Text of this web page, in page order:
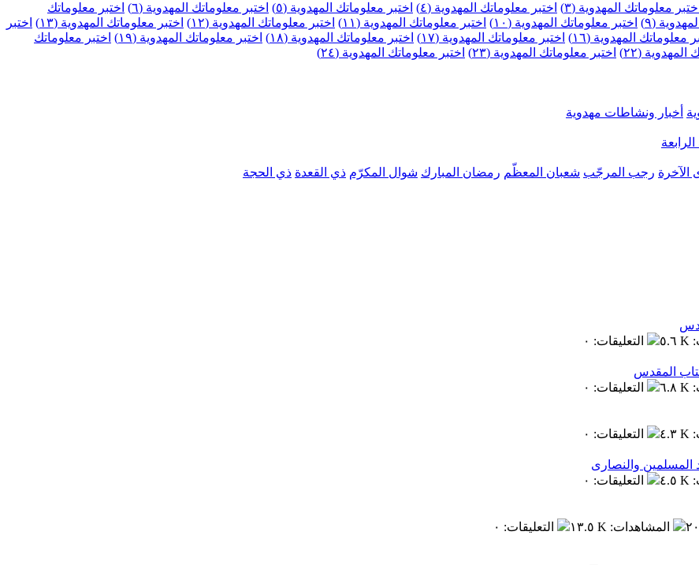
اختبر معلوماتك المهدوية (٣) اختبر معلوماتك المهدوية (٤) اختبر معلوماتك المهدوية (٥) اختبر معلوماتك المهدوية (٦)
اختبر معلوماتك
(٩) اختبر معلوماتك المهدوية (١٠) اختبر معلوماتك المهدوية (١١) اختبر معلوماتك المهدوية (١٢) اختبر معلوماتك المهدوية (١٣)
اختبر
معلوماتك المهدوية (١٦) اختبر معلوماتك المهدوية (١٧) اختبر معلوماتك المهدوية (١٨) اختبر معلوماتك المهدوية (١٩)
اختبر معلوماتك
المهدوية (٢٢) اختبر معلوماتك المهدوية (٢٣)
اختبر معلوماتك المهدوية (٢٤)
أخبار ونشاطات مهدوية
الآخرة رجب المرجّب شعبان المعظّم رمضان المبارك شوال المكرّم ذي القعدة ذي الحجة
: ٥.٦ K التعليقات: ٠
: ٦.٨ K التعليقات: ٠
: ٤.٣ K التعليقات: ٠
: ٤.٥ K التعليقات: ٠
المشاهدات: ١٣.٥ K التعليقات: ٠